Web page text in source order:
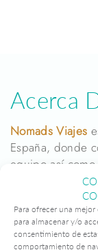
Para ofrecer una
para almacenar y/o
consentimiento de
comportamiento de
Acerca
Nomads Viajes
España, donde
equipo así
confianza en
Nuestros
diseñados con
nuestra
detalle para